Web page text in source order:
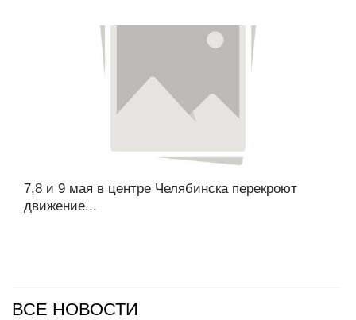
7,8 и 9 мая в центре Челябинска перекроют
движение...
ВСЕ НОВОСТИ